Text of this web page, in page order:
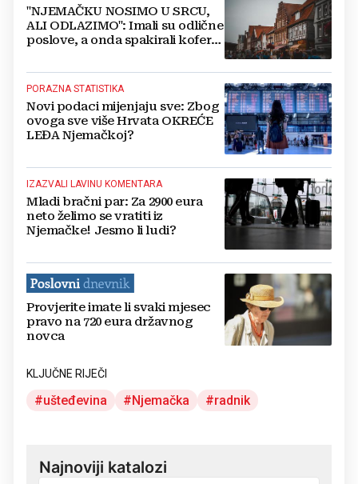
"NJEMAČKU NOSIMO U SRCU,
ALI ODLAZIMO": Imali su odlične
poslove, a onda spakirali kofere i
PORAZNA STATISTIKA
Novi podaci mijenjaju sve: Zbog
ovoga sve više Hrvata OKREĆE
LEĐA Njemačkoj?
IZAZVALI LAVINU KOMENTARA
Mladi bračni par: Za 2900 eura
neto želimo se vratiti iz
Njemačke! Jesmo li ludi?
Provjerite imate li svaki mjesec
pravo na 720 eura državnog
novca
KLJUČNE RIJEČI
ušteđevina Njemačka radnik